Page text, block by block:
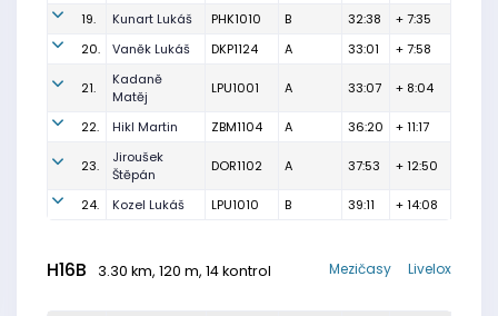
19. Kunart Lukáš PHK1010 B 32:38
+ 7:35
20.
Vaněk Lukáš DKP1124 A 33:01 + 7:58
21.
Kadaně
Matěj
LPU1001 A 33:07 + 8:04
22. Hikl Martin ZBM1104 A 36:20 + 11:17
23.
Jiroušek
Štěpán
DOR1102 A 37:53 + 12:50
24. Kozel Lukáš LPU1010 B 39:11 + 14:08
H16B 3.30 km, 120 m, 14 kontrol Livelox
Mezičasy